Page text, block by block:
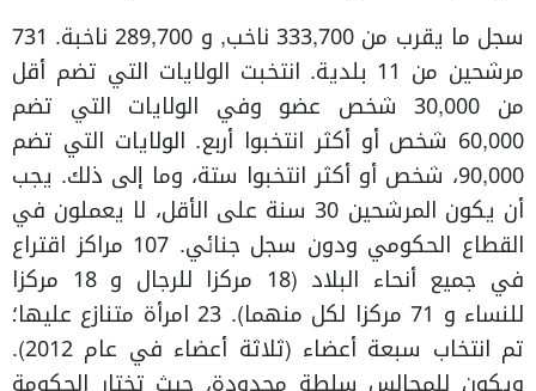
سجل ما يقرب من 333,700 ناخب, و 289,700 ناخبة. 731
مرشحين من 11 بلدية. انتخبت الولايات التي تضم أقل
من 30,000 شخص عضو وفي الولايات التي تضم
60,000 شخص أو أكثر انتخبوا أربع. الولايات التي تضم
90,000، شخص أو أكثر انتخبوا ستة، وما إلى ذلك. يجب
أن يكون المرشحين 30 سنة على الأقل، لا يعملون في
القطاع الحكومي ودون سجل جنائي. 107 مراكز اقتراع
في جميع أنحاء البلاد (18 مركزا للرجال و 18 مركزا
للنساء و 71 مركزا لكل منهما). 23 امرأة متنازع عليها؛
تم انتخاب سبعة أعضاء (ثلاثة أعضاء في عام 2012).